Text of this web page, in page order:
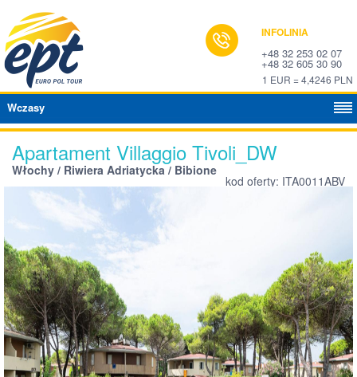
INFOLINIA
+48 32 253 02 07
+48 32 605 30 90
1 EUR = 4,4246 PLN
Wczasy
Apartament Villaggio Tivoli_DW
Włochy / Riwiera Adriatycka / Bibione
kod oferty: ITA0011ABV